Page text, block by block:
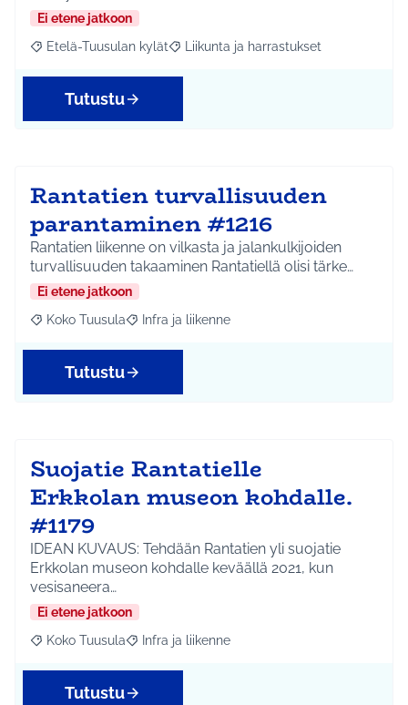
Ei etene jatkoon
Rajaa tulokset aihepiirin mukaan: Etelä-Tuusulan kylät
Etelä-Tuusulan kylät Rajaa tulokset teeman mukaan:
Liikunta ja harrastukset
Tutustu
Rantatien turvallisuuden
parantaminen #1216
Rantatien liikenne on vilkasta ja jalankulkijoiden
turvallisuuden takaaminen Rantatiellä olisi tärke…
Ei etene jatkoon
Rajaa tulokset aihepiirin mukaan: Koko Tuusula
Koko Tuusula Rajaa tulokset teeman mukaan: Infra ja liikenne
Infra ja liikenne
Tutustu
Suojatie Rantatielle
Erkkolan museon kohdalle.
#1179
IDEAN KUVAUS: Tehdään Rantatien yli suojatie
Erkkolan museon kohdalle keväällä 2021, kun
vesisaneera…
Ei etene jatkoon
Rajaa tulokset aihepiirin mukaan: Koko Tuusula
Koko Tuusula Rajaa tulokset teeman mukaan: Infra ja liikenne
Infra ja liikenne
Tutustu